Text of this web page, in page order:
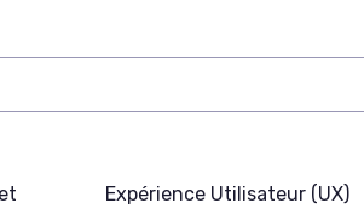
Expérience Utilisateur (UX)